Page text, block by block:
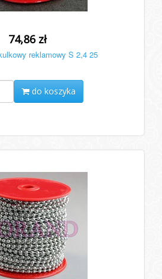
74,86 zł
reklamowy S 2,4 25
do koszyka